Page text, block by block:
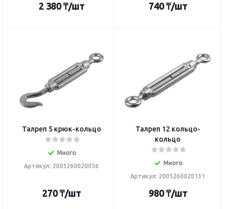
2 380₸/шт 740₸/шт
Талреп 5 крюк-кольцо
Много
Артикул: 2005260020056
270₸/шт
Талреп 12 кольцо-
кольцо
Много
Артикул: 2005260020131
980₸/шт